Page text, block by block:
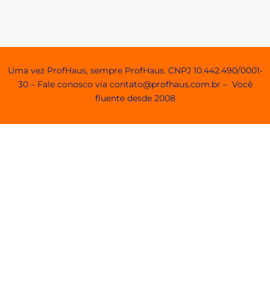
Uma vez ProfHaus, sempre ProfHaus. CNPJ 10.442.490/0001-
30 – Fale conosco via contato@profhaus.com.br – Você
fluente desde 2008